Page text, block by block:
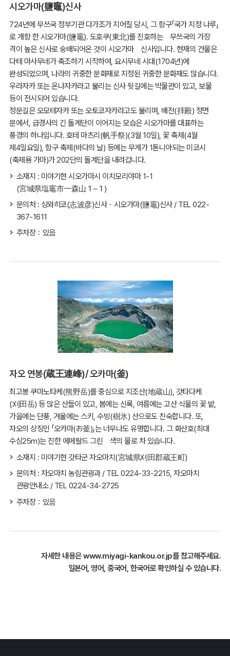
시오가마(鹽竈)신사
724년에 무쓰국 정부기관 다가조가 지어질 당시, 그 항구「국가 지정 나루」
로 개항 한 시오가마(鹽竈). 도호쿠(東北)를 진호하는 무쓰국의 가장
격이 높은 신사로 숭배되어온 것이 시오가마 신사입니다. 현재의 건물은
다테 마사무네가 축조하기 시작하여, 요시무네 시대(1704년)에
완성되었으며, 나라의 귀중한 문화재로 지정된 귀중한 문화재도 많습니다.
우라자카 또는 온나자카라고 불리는 신사 뒷길에는 박물관이 있고, 보물
등이 전시되어 있습니다.
정문길은 오모테자카 또는 오토코자카라고도 불리며, 배전(拝殿) 정면
문에서, 급경사의 긴 돌계단이 이어지는 모습은 시오가마를 대표하는
풍경의 하나입니다. 호테 마츠리(帆手祭)(3월 10일), 꽃 축제(4월
제4일요일), 항구 축제(바다의 날) 등에는 무게가 1톤니아되는 미코시
(축제용 가마)가 202단의 돌계단을 내려갑니다.
소재지 : 미야기현 시오가마시 이치모리야마 1-1
(宮城県塩竈市一森山１−１)
문의처 : 싱와히코(志波彦)신사・시오가마(鹽竈)신사 / TEL 022-
367-1611
주차장：있음
자오 연봉(蔵王連峰)/ 오카마(釜)
최고봉 쿠마노타케(熊野岳)를 중심으로 지조산(地蔵山), 갓타다케
(刈田岳) 등 많은 산들이 있고, 봄에는 신록, 여름에는 고산 식물의 꽃 밭,
가을에는 단풍, 겨울에는 스키, 수빙(樹氷) 산으로도 친숙합니다. 또,
자오의 상징인 「오카마(お釜)」는 너무나도 유명합니다. 그 화산호(최대
수심25m)는 진한 에메랄드 그린 색의 물로 차 있습니다.
소재지 : 미야기현 갓타군 자오마치(宮城県刈田郡蔵王町)
문의처 : 자오마치 농림관광과 / TEL 0224-33-2215, 자오마치
관광안내소 / TEL 0224-34-2725
주차장：있음
자세한 내용은www.miyagi-kankou.or.jp를 참고해주세요.
일본어, 영어, 중국어, 한국어로 확인하실 수 있습니다.